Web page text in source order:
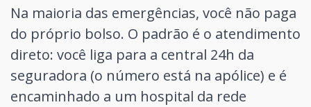
Na maioria das emergências, você não paga
do próprio bolso. O padrão é o atendimento
direto: você liga para a central 24h da
seguradora (o número está na apólice) e é
encaminhado a um hospital da rede